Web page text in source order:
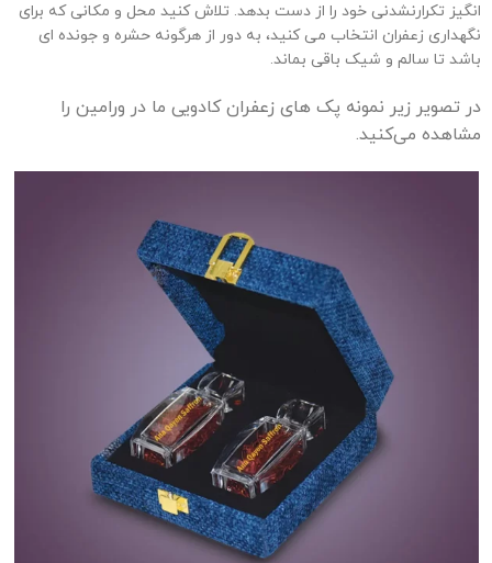
انگیز تکرارنشدنی خود را از دست بدهد. تلاش کنید محل و مکانی که برای
نگهداری زعفران انتخاب می کنید، به دور از هرگونه حشره و جونده ای
باشد تا سالم و شیک باقی بماند.
در تصویر زیر نمونه پک های زعفران کادویی ما در ورامین را
مشاهده می‌کنید.